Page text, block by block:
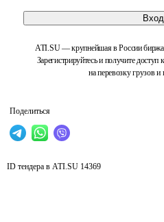
Вход
ATI.SU — крупнейшая в России биржа
Зарегистрируйтесь и получите
на перевозку грузов и
Поделиться
ID тендера в ATI.SU 14369